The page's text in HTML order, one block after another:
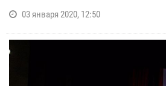
03 января 2020, 12:50